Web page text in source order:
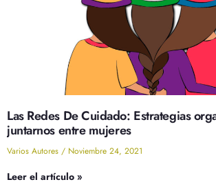
Las Redes De Cuidado: Estrategias
juntarnos entre mujeres
Varios Autores Noviembre 24, 2021
Leer el artículo »